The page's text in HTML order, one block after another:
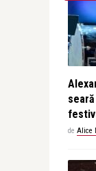
de Alice